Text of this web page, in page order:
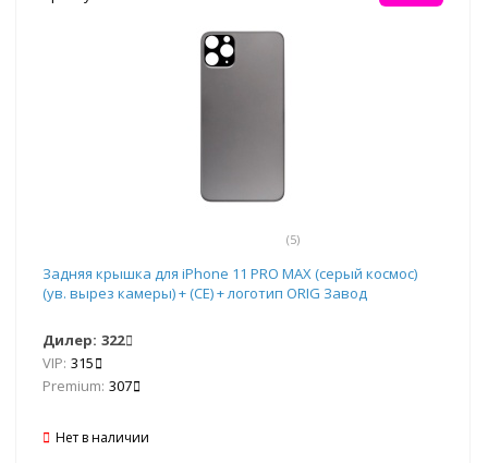
(5)
Задняя крышка для iPhone 11 PRO MAX (серый космос)
(ув. вырез камеры) + (СЕ) + логотип ORIG Завод
Дилер: 322
VIP: 315
Premium: 307
Нет в наличии